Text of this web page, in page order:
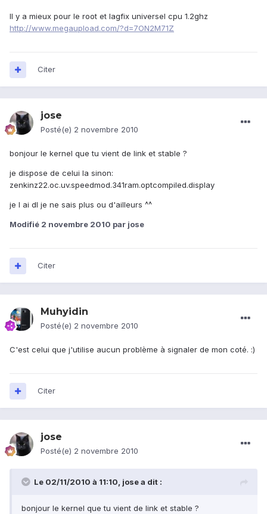
Il y a mieux pour le root et lagfix universel cpu 1.2ghz
http://www.megaupload.com/?d=7ON2M71Z
Citer
jose
Posté(e) 2 novembre 2010
bonjour le kernel que tu vient de link et stable ?
je dispose de celui la sinon:
zenkinz22.oc.uv.speedmod.341ram.optcompiled.display
je l ai dl je ne sais plus ou d'ailleurs ^^
Modifié 2 novembre 2010 par jose
Citer
Muhyidin
Posté(e) 2 novembre 2010
C'est celui que j'utilise aucun problème à signaler de mon coté. :)
Citer
jose
Posté(e) 2 novembre 2010
Le 02/11/2010 à 11:10, jose a dit :
bonjour le kernel que tu vient de link et stable ?